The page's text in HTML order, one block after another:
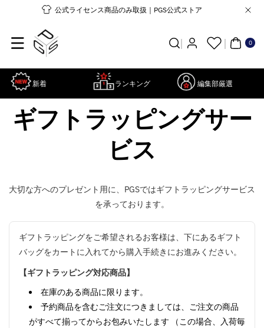
コンテンツ
公式ライセンス商品のみ取扱｜PGS公式ストア
0
ア
イ
新着 ランキング 編集部厳選
ギフトラッピングサー
ビス
大切な方へのプレゼント用に、PGSではギフトラッピングサービス
を承っております。
ギフトラッピングをご希望されるお客様は、下にあるギフト
バッグをカートに入れてから購入手続きにお進みください。
【ギフトラッピング対応商品】
在庫のある商品に限ります。
予約商品を含むご注文につきましては、ご注文の商品
がすべて揃ってからお包みいたします （この場合、入荷毎